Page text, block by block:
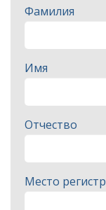
Фамилия
Имя
Отчество
Место